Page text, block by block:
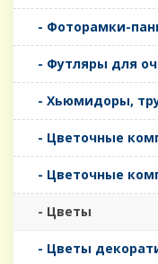
- Фоторамки-
- Футляры для
- Хьюмидоры,
- Цветочные
- Цветочные
- Цветы
- Цветы